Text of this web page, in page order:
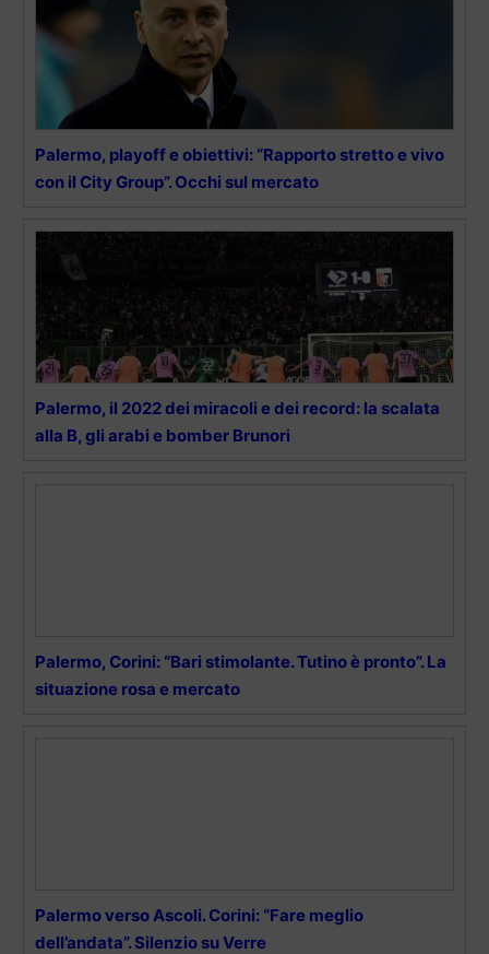
Palermo, playoff e obiettivi: “Rapporto stretto e vivo
con il City Group”. Occhi sul mercato
Palermo, il 2022 dei miracoli e dei record: la scalata
alla B, gli arabi e bomber Brunori
Palermo, Corini: “Bari stimolante. Tutino è pronto”. La
situazione rosa e mercato
Palermo verso Ascoli. Corini: “Fare meglio
dell’andata”. Silenzio su Verre